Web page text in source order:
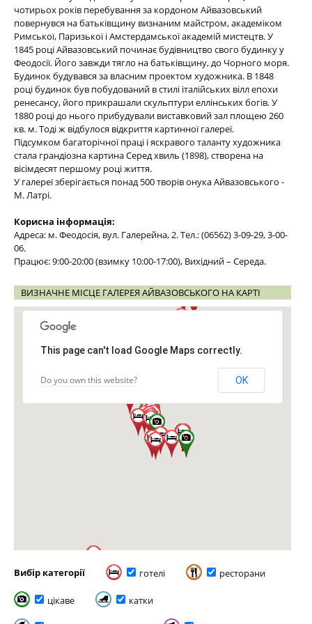
чотирьох років перебування за кордоном Айвазовський
повернувся на батьківщину визнаним майстром, академіком
Римської, Паризької і Амстердамської академій мистецтв. У
1845 році Айвазовський починає будівництво свого будинку у
Феодосії. Його завжди тягло на батьківщину, до Чорного моря.
Будинок будувався за власним проектом художника. В 1848
році будинок був побудований в стилі італійських вілл епохи
ренесансу, його прикрашали скульптури еллінських богів. У
1880 році до нього прибудували виставковий зал площею 260
кв. м. Тоді ж відбулося відкриття картинної галереї.
Підсумком багаторічної праці і яскравого таланту художника
стала грандіозна картина Серед хвиль (1898), створена на
вісімдесят першому році життя.
У галереї зберігається понад 500 творів онука Айвазовського -
М. Латрі.
Корисна інформація:
Адреса: м. Феодосія, вул. Галерейна, 2. Тел.: (06562) 3-09-29, 3-00-
06.
Працює: 9:00-20:00 (взимку 10:00-17:00), Вихідний – Середа.
ВИЗНАЧНЕ МІСЦЕ ГАЛЕРЕЯ АЙВАЗОВСЬКОГО НА КАРТІ
This page can't load Google Maps correctly.
Do you own this website? OK
Вибір категорії готелі ресторани
цікаве катки